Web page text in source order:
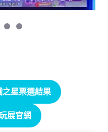
之星票選結果
展官網